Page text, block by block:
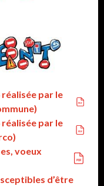
par le
par le
voeux
d’être